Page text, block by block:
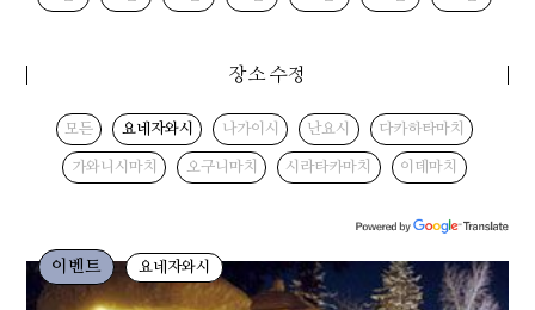
장소 수정
모든 요네자와시 나가이시 난요시 다카하타마치
가와니시마치 오구니마치 시라타카마치 이데마치
이벤트 요네자와시